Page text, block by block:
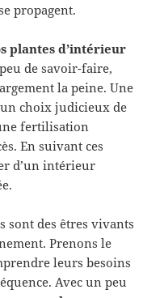
propagent.
plantes d’intérieur
de savoir-faire,
la peine. Une
choix judicieux de
fertilisation
En suivant ces
d’un intérieur
sont des êtres vivants
Prenons le
leurs besoins
Avec un peu